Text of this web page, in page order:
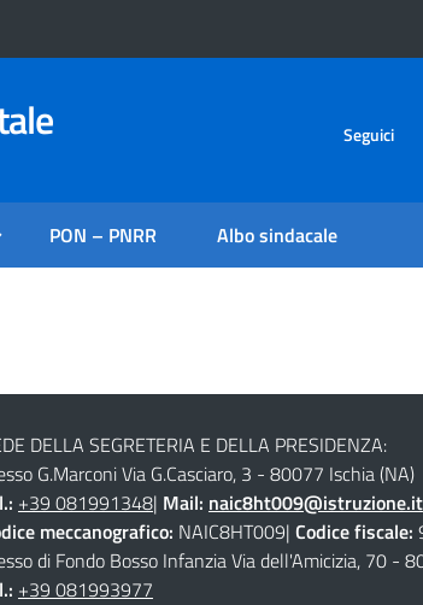
Seguici
PON – PNRR Albo sindacale
DELLA SEGRETERIA E DELLA PRESIDENZA:
G.Marconi Via G.Casciaro, 3 - 80077 Ischia (NA)
+39 081991348| Mail: naic8ht009@istruzione.it
meccanografico: NAIC8HT009| Codice fiscale:
di Fondo Bosso Infanzia Via dell'Amicizia, 70 -
+39 081993977